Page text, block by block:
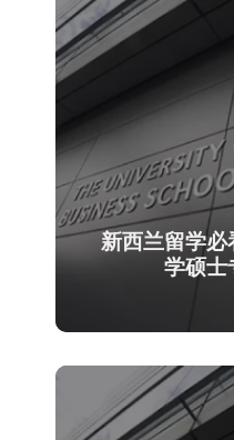
新西兰留学
学硕士